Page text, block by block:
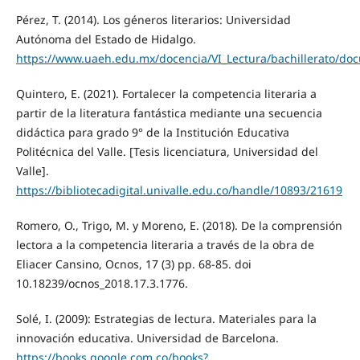
Pérez, T. (2014). Los géneros literarios: Universidad
Autónoma del Estado de Hidalgo.
https://www.uaeh.edu.mx/docencia/VI_Lectura/bachillerato/
Quintero, E. (2021). Fortalecer la competencia literaria a
partir de la literatura fantástica mediante una secuencia
didáctica para grado 9° de la Institución Educativa
Politécnica del Valle. [Tesis licenciatura, Universidad del
Valle].
https://bibliotecadigital.univalle.edu.co/handle/10893/21619
Romero, O., Trigo, M. y Moreno, E. (2018). De la comprensión
lectora a la competencia literaria a través de la obra de
Eliacer Cansino, Ocnos, 17 (3) pp. 68-85. doi
10.18239/ocnos_2018.17.3.1776.
Solé, I. (2009): Estrategias de lectura. Materiales para la
innovación educativa. Universidad de Barcelona.